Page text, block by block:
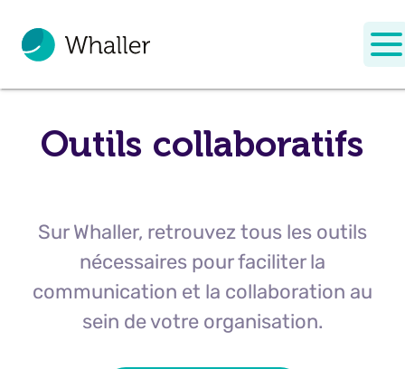
Outils collaboratifs
Sur Whaller, retrouvez tous les outils
nécessaires pour faciliter la
communication et la collaboration au
sein de votre organisation.